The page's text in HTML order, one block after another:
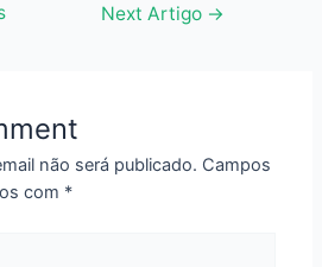
Next Artigo →
não será publicado. Campos
com *